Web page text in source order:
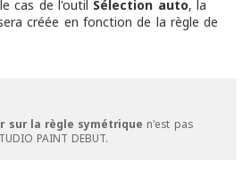
cas de l'outil Sélection auto, la
créée en fonction de la règle de
sur la règle symétrique n'est pas
PAINT DEBUT.